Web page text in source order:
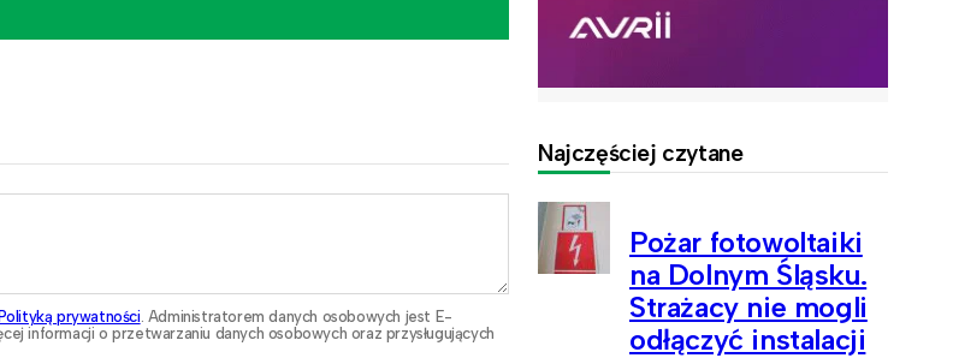
prywatności . Administratorem danych osobowych jest E-
informacji o przetwarzaniu danych osobowych oraz przysługujących
Najczęściej czytane
Pożar fotowoltaiki
na Dolnym Śląsku.
Strażacy nie mogli
odłączyć instalacji